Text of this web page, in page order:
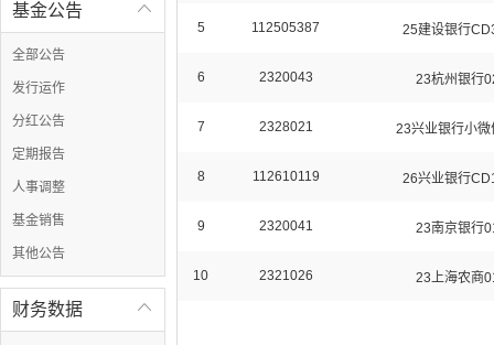

基金公告
全部公告
发行运作
分红公告
定期报告
人事调整
基金销售
其他公告

财务数据
5 112505387 25建设银行
6 2320043 23杭州银行
7 2328021 23兴业银行小微
8 112610119 26兴业银行
9 2320041 23南京银行
10 2321026 23上海农商